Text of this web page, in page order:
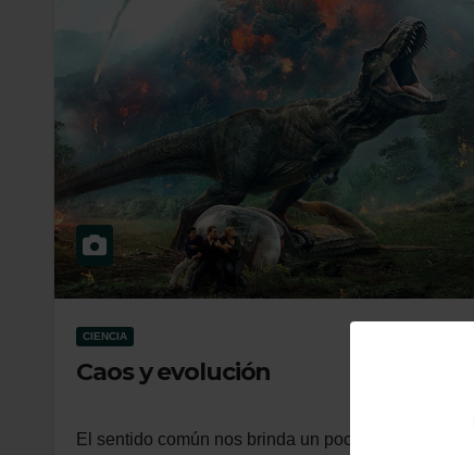
CIENCIA
Caos y evolución
El sentido común nos brinda un poco de este